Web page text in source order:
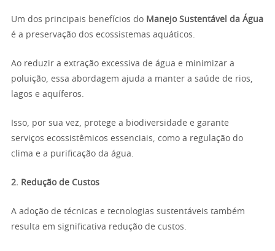
Um dos principais benefícios do Manejo Sustentável da Água
é a preservação dos ecossistemas aquáticos.
Ao reduzir a extração excessiva de água e minimizar a
poluição, essa abordagem ajuda a manter a saúde de rios,
lagos e aquíferos.
Isso, por sua vez, protege a biodiversidade e garante
serviços ecossistêmicos essenciais, como a regulação do
clima e a purificação da água.
2. Redução de Custos
A adoção de técnicas e tecnologias sustentáveis também
resulta em significativa redução de custos.